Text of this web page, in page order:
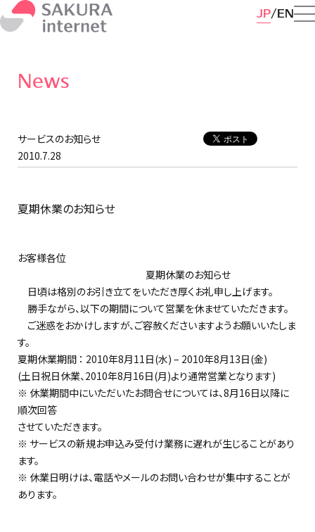
JP EN
News
サービスのお知らせ
2010.7.28
夏期休業のお知らせ
お客様各位
夏期休業のお知らせ
日頃は格別のお引き立てをいただき厚くお礼申し上げます。
勝手ながら、以下の期間について営業を休ませていただきます。
ご迷惑をおかけしますが、ご容赦くださいますようお願いいたしま
す。
夏期休業期間 ： 2010年8月11日(水) – 2010年8月13日(金)
(土日祝日休業、2010年8月16日(月)より通常営業となります)
※ 休業期間中にいただいたお問合せについては、8月16日以降に
順次回答
させていただきます。
※ サービスの新規お申込み受付け業務に遅れが生じることがあり
ます。
※ 休業日明けは、電話やメールのお問い合わせが集中することが
あります。